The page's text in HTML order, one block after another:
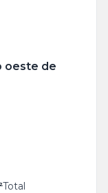
oeste de
Total